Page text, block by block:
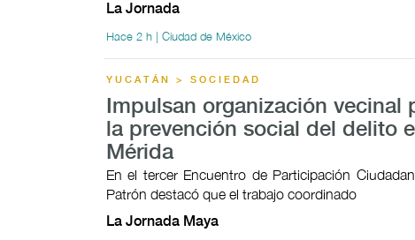
La Jornada
Hace 2 h | Ciudad de México
YUCATÁN > SOCIEDAD
Impulsan organización vecinal
la prevención social del delito
Mérida
En el tercer Encuentro de Participación
Patrón destacó que el trabajo coordinado
La Jornada Maya